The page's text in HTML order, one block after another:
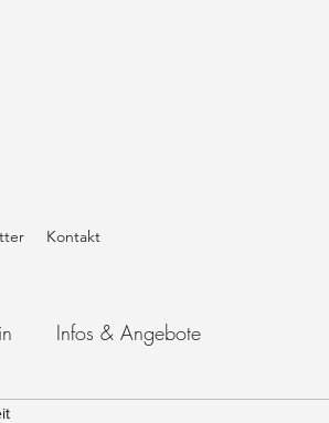
Kontakt
Infos & Angebote